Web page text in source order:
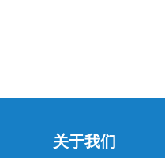
关于我们